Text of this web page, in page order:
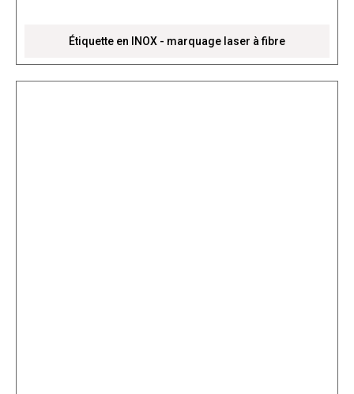
Étiquette en INOX - marquage laser à fibre